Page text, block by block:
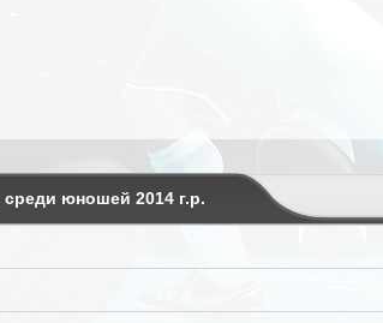
юношей 2014 г.р.